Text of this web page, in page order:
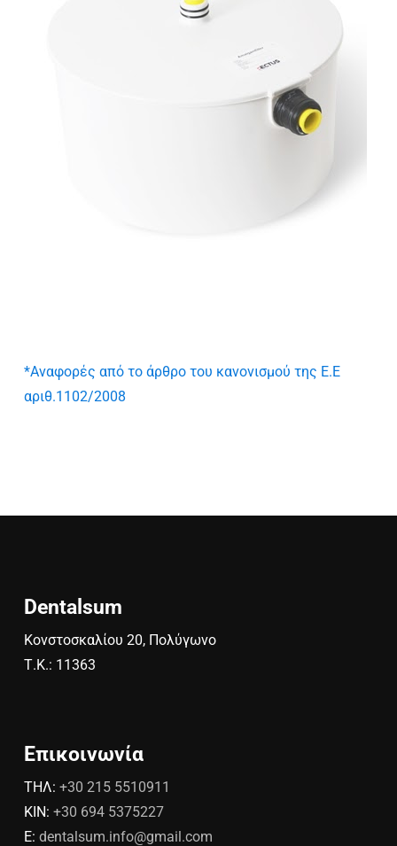
*Αναφορές από το άρθρο του κανονισμού της Ε.Ε
αριθ.1102/2008
Dentalsum
Κονστοσκαλίου 20, Πολύγωνο
Τ.Κ.: 11363
Επικοινωνία
ΤΗΛ: +30 215 5510911
ΚΙΝ: +30 694 5375227
E: dentalsum.info@gmail.com